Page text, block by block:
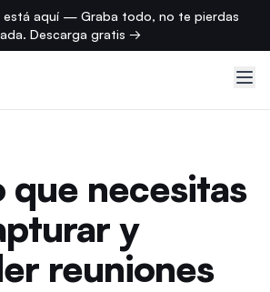
está aquí — Graba todo, no te pierdas
Descarga gratis →
que necesitas
y
reuniones